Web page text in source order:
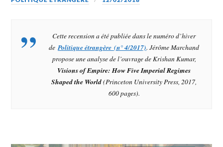
Cette recension a été publiée dans le numéro d’hiver
dePolitique étrangère (n° 4/2017). Jérôme Marchand
propose une analyse de l’ouvrage de Krishan Kumar,
Visions of Empire: How Five Imperial Regimes
Shaped the World(Princeton University Press, 2017,
600 pages).